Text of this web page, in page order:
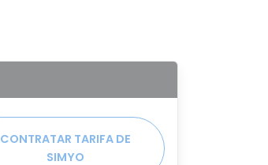
CONTRATAR TARIFA DE
SIMYO